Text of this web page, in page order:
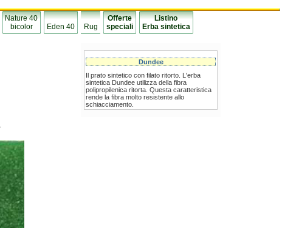
Nature 40
bicolor
Eden 40 Rug
Offerte
speciali
Listino
Erba sintetica
Dundee
Il prato sintetico con filato ritorto. L'erba
sintetica Dundee utilizza della fibra
polipropilenica ritorta. Questa caratteristica
rende la fibra molto resistente allo
schiacciamento.